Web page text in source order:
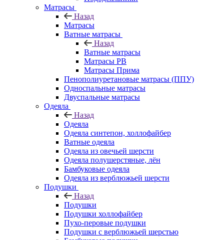
Матрасы
Назад
Матрасы
Ватные матрасы
Назад
Ватные матрасы
Матрасы РВ
Матрасы Прима
Пенополиуретановые матрасы (ППУ)
Односпальные матрасы
Двуспальные матрасы
Одеяла
Назад
Одеяла
Одеяла синтепон, холлофайбер
Ватные одеяла
Одеяла из овечьей шерсти
Одеяла полушерстяные, лён
Бамбуковые одеяла
Одеяла из верблюжьей шерсти
Подушки
Назад
Подушки
Подушки холлофайбер
Пухо-перовые подушки
Подушки с верблюжьей шерстью